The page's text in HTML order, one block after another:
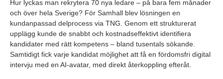
Hur lyckas man rekrytera 70 nya ledare – på bara fem månader
och över hela Sverige? För Samhall blev lösningen en
kundanpassad delprocess via TNG. Genom ett strukturerat
upplägg kunde de snabbt och kostnadseffektivt identifiera
kandidater med rätt kompetens – bland tusentals sökande.
Samtidigt fick varje kandidat möjlighet att få en fördomsfri digital
intervju med en AI-avatar, med direkt återkoppling efteråt.